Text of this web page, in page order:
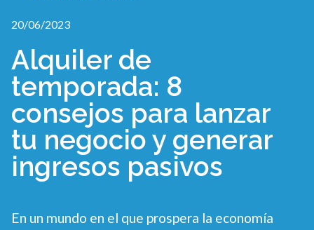
20/06/2023
Alquiler de
temporada: 8
consejos para lanzar
tu negocio y generar
ingresos pasivos
En un mundo en el que prospera la economía